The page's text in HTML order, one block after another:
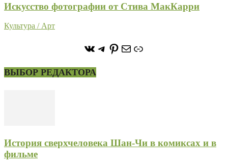
Искусство фотографии от Стива МакКарри
Культура / Арт
https://vk.com/
https://t.me/stoneforest
https://
ПочтаСсылка
ВЫБОР РЕДАКТОРА
История сверхчеловека Шан-Чи в комиксах и в
фильме